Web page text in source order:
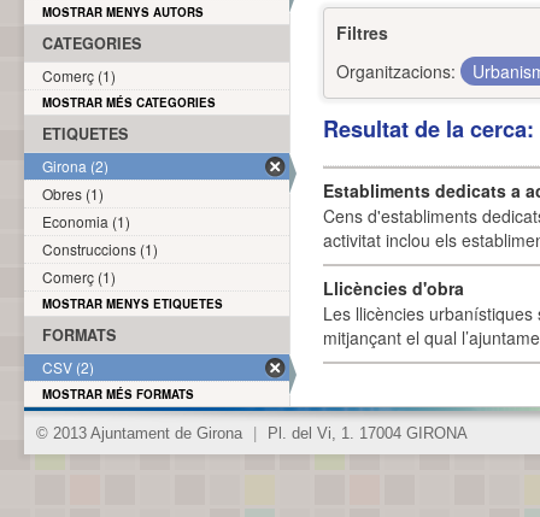
Filtres
Organitzacions:
Resultat de la
Establiments dedicats a
Cens d'establiments
activitat inclou els
Llicències d'obra
Les llicències
mitjançant el qual
MOSTRAR MENYS AUTORS
CATEGORIES
Comerç (1)
MOSTRAR MÉS CATEGORIES
ETIQUETES
Girona (2)
Obres (1)
Economia (1)
Construccions (1)
Comerç (1)
MOSTRAR MENYS ETIQUETES
FORMATS
CSV (2)
MOSTRAR MÉS FORMATS
© 2013 Ajuntament de Girona Pl. del Vi, 1. 17004 GIRONA